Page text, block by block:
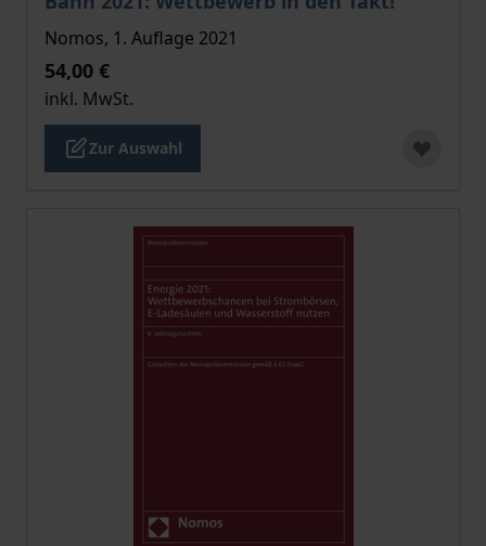
Nomos, 1. Auflage 2021
54,00 €
inkl. MwSt.
Zur Auswahl